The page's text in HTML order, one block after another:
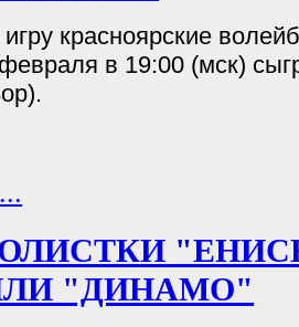
красноярские
в 19:00 (мск)
"ДИНАМО"